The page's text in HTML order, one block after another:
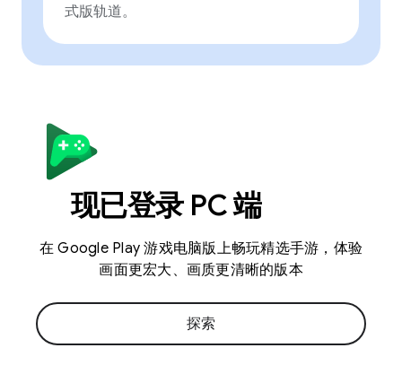
式版轨道。
现已登录 PC 端
在 Google Play 游戏电脑版上畅玩精选手游，体验
画面更宏大、画质更清晰的版本
探索